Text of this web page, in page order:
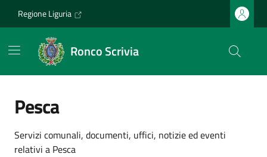
Regione Liguria
Ronco Scrivia
Pesca
Dettagli dell'argomento
Servizi comunali, documenti, uffici, notizie ed eventi
relativi a Pesca